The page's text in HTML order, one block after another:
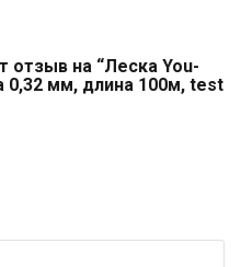
отзыв на “Леска You-
0,32 мм, длина 100м, test